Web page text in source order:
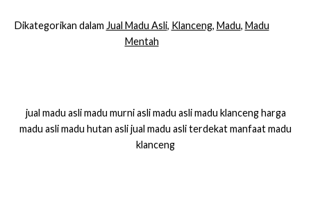
Dikategorikan dalam Jual Madu Asli, Klanceng, Madu, Madu
Mentah
jual madu asli madu murni asli madu asli madu klanceng harga
madu asli madu hutan asli jual madu asli terdekat manfaat madu
klanceng